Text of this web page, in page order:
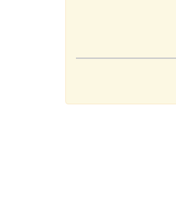
Escala de grises